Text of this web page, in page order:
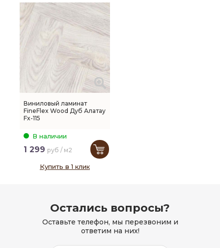
Виниловый ламинат
FineFlex Wood Дуб Алатау
Fx-115
В наличии
1 299 руб / м2
Купить в 1 клик
Остались вопросы?
Оставьте телефон, мы перезвоним и
ответим на них!